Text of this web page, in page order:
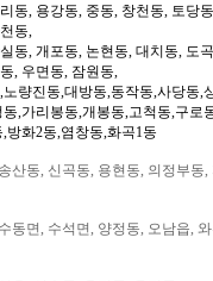
동, 용강동, 중동, 창천동, 토당
동,
동, 개포동, 논현동, 대치동, 도
, 우면동, 잠원동,
량진동,대방동,동작동,사당동,
,가리봉동,개봉동,고척동,구로
방화2동,염창동,화곡1동
동, 신곡동, 용현동, 의정부동
면, 수석면, 양정동, 오남읍,